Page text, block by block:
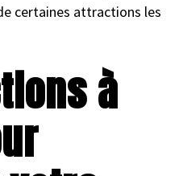
certaines attractions les
à